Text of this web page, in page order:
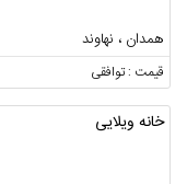
همدان ، نهاوند
قیمت : توافقی
خانه ویلایی